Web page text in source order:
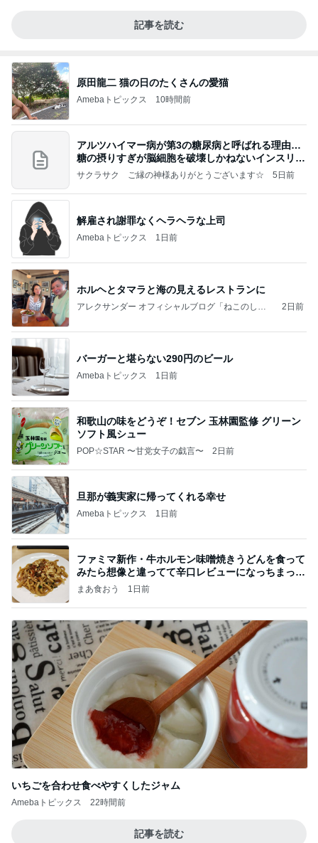
記事を読む
原田龍二 猫の日のたくさんの愛猫
Amebaトピックス 10時間前
アルツハイマー病が第3の糖尿病と呼ばれる理由…
糖の摂りすぎが脳細胞を破壊しかねないインスリン
の恐
サクラサク ご縁の神様ありがとうございます☆ 5日前
解雇され謝罪なくヘラヘラな上司
Amebaトピックス 1日前
ホルヘとタマラと海の見えるレストランに
アレクサンダー オフィシャルブログ「ねこのしっ
2日前
バーガーと堪らない290円のビール
Amebaトピックス 1日前
和歌山の味をどうぞ！セブン 玉林園監修 グリーン
ソフト風シュー
POP☆STAR 〜甘党女子の戯言〜 2日前
旦那が義実家に帰ってくれる幸せ
Amebaトピックス 1日前
ファミマ新作・牛ホルモン味噌焼きうどんを食って
みたら想像と違ってて辛口レビューになっちまった
話
まあ食おう 1日前
いちごを合わせ食べやすくしたジャム
Amebaトピックス 22時間前
記事を読む